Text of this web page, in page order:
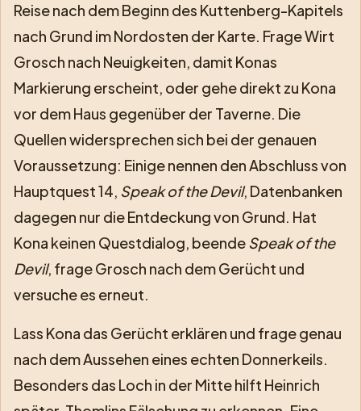
Reise nach dem Beginn des Kuttenberg-Kapitels
nach Grund im Nordosten der Karte. Frage Wirt
Grosch nach Neuigkeiten, damit Konas
Markierung erscheint, oder gehe direkt zu Kona
vor dem Haus gegenüber der Taverne. Die
Quellen widersprechen sich bei der genauen
Voraussetzung: Einige nennen den Abschluss von
Hauptquest 14, Speak of the Devil, Datenbanken
dagegen nur die Entdeckung von Grund. Hat
Kona keinen Questdialog, beende Speak of the
Devil, frage Grosch nach dem Gerücht und
versuche es erneut.
Lass Kona das Gerücht erklären und frage genau
nach dem Aussehen eines echten Donnerkeils.
Besonders das Loch in der Mitte hilft Heinrich